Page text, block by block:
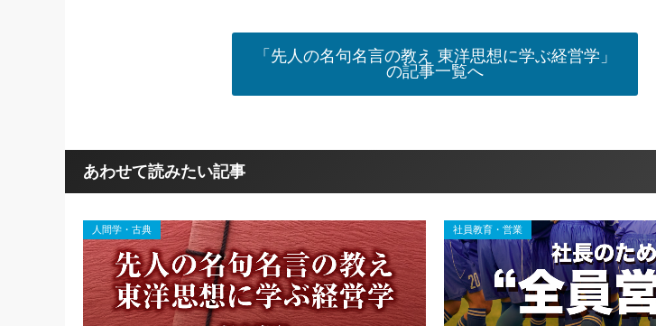
「先人の名句名言の教え 東洋思想に学ぶ経営学」
の記事一覧へ
あわせて読みたい記事
人間学・古典 社員教育・営業